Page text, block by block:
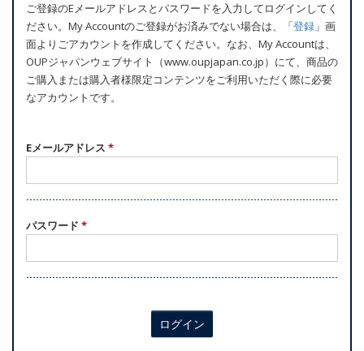
マ
リ
ー
タ
ブ
ご登録のEメールアドレスとパスワードを入力してログインしてく
ださい。My Accountのご登録がお済みでない場合は、「登録 」画
面よりごアカウントを作成してください。なお、My Accountは、
OUPジャパンウェブサイト（www.oupjapan.co.jp）にて、商品の
ご購入または購入者様限定コンテンツをご利用いただく際に必要
なアカウントです。
Eメールアドレス *
パスワード *
ログイン